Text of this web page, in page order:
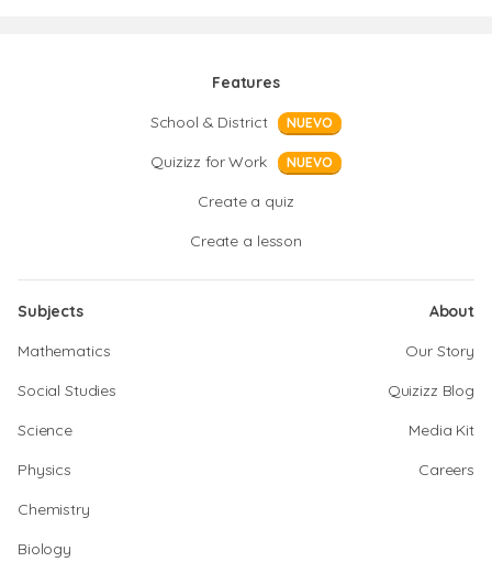
Features
School & District
NUEVO
Quizizz for Work NUEVO
Create a quiz
Create a lesson
Subjects
Mathematics
Social Studies
Science
Physics
Chemistry
Biology
About
Our Story
Quizizz Blog
Media Kit
Careers